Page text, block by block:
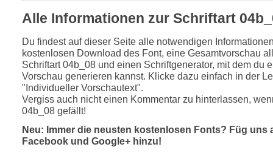
Alle Informationen zur Schriftart
Du findest auf dieser Seite alle notwendigen
kostenlosen Download des Font, eine Gesamtvorschau
Schriftart 04b_08 und einen Schriftgenerator, mit dem du
Vorschau generieren kannst. Klicke dazu einfach in der
"Individueller Vorschautext".
Vergiss auch nicht einen Kommentar zu hinterlassen,
04b_08 gefällt!
Neu: Immer die neusten kostenlosen Fonts? Füg uns
Facebook und Google+ hinzu!